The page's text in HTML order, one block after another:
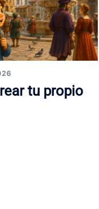
tu propio